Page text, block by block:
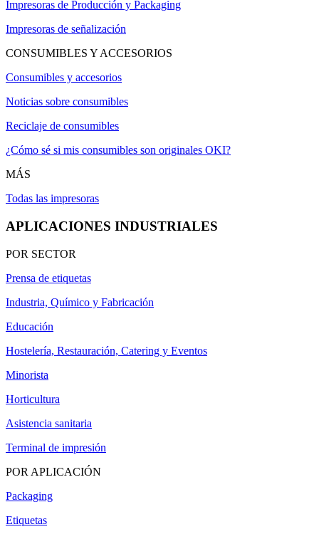
Impresoras de Producción y Packaging
Impresoras de señalización
CONSUMIBLES Y ACCESORIOS
Consumibles y accesorios
Noticias sobre consumibles
Reciclaje de consumibles
¿Cómo sé si mis consumibles son originales OKI?
MÁS
Todas las impresoras
APLICACIONES INDUSTRIALES
POR SECTOR
Prensa de etiquetas
Industria, Químico y Fabricación
Educación
Hostelería, Restauración, Catering y Eventos
Minorista
Horticultura
Asistencia sanitaria
Terminal de impresión
POR APLICACIÓN
Packaging
Etiquetas